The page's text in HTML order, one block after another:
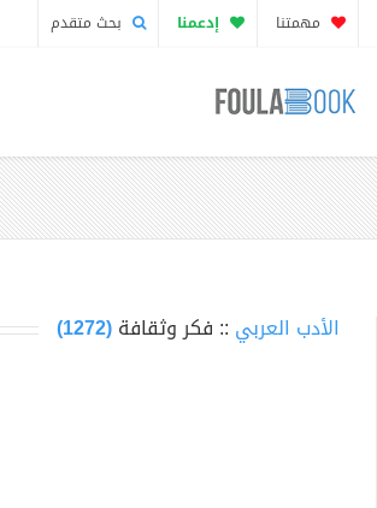
مهمتنا إدعمنا بحث متقدم
الأدب العربي :: فكر وثقافة(1272)